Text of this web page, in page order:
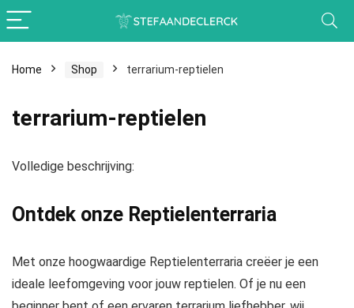
Home Shop terrarium-reptielen
terrarium-reptielen
Volledige beschrijving:
Ontdek onze Reptielenterraria
Met onze hoogwaardige Reptielenterraria creëer je een
ideale leefomgeving voor jouw reptielen. Of je nu een